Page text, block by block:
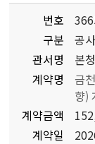
번호
구분
공사
관서명
본청
계약명
금
향)
계약금액
계약일